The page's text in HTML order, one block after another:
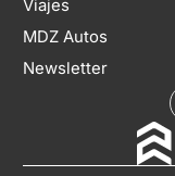
Viajes
MDZ Autos
Newsletter